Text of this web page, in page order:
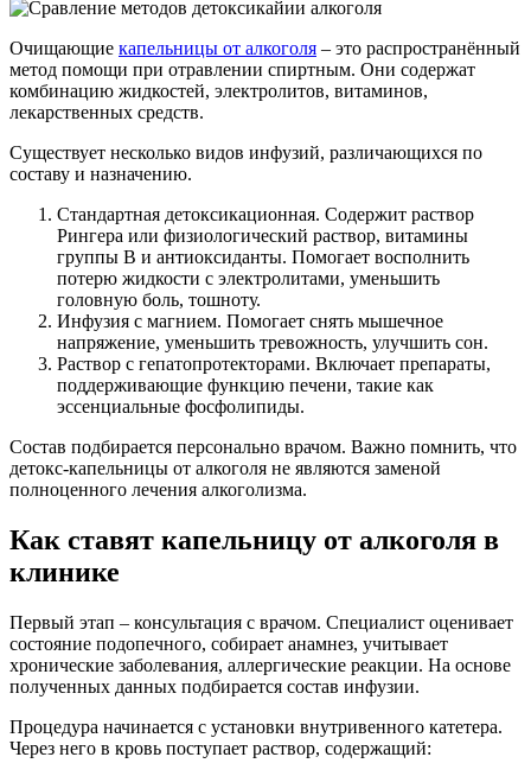
Очищающие капельницы от алкоголя – это распространённый
метод помощи при отравлении спиртным. Они содержат
комбинацию жидкостей, электролитов, витаминов,
лекарственных средств.
Существует несколько видов инфузий, различающихся по
составу и назначению.
Стандартная детоксикационная. Содержит раствор
Рингера или физиологический раствор, витамины
группы B и антиоксиданты. Помогает восполнить
потерю жидкости с электролитами, уменьшить
головную боль, тошноту.
Инфузия с магнием. Помогает снять мышечное
напряжение, уменьшить тревожность, улучшить сон.
Раствор с гепатопротекторами. Включает препараты,
поддерживающие функцию печени, такие как
эссенциальные фосфолипиды.
Состав подбирается персонально врачом. Важно помнить, что
детокс-капельницы от алкоголя не являются заменой
полноценного лечения алкоголизма.
Как ставят капельницу от алкоголя в
клинике
Первый этап – консультация с врачом. Специалист оценивает
состояние подопечного, собирает анамнез, учитывает
хронические заболевания, аллергические реакции. На основе
полученных данных подбирается состав инфузии.
Процедура начинается с установки внутривенного катетера.
Через него в кровь поступает раствор, содержащий: